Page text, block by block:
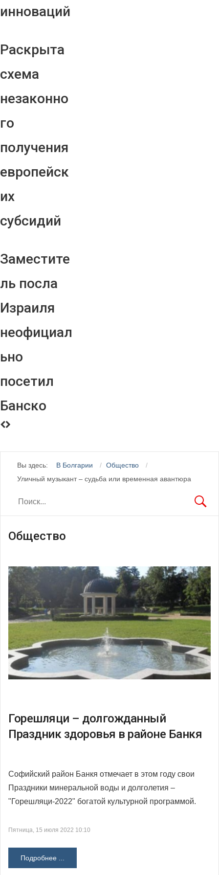
инноваций
Раскрыта
схема
незаконно
го
получения
европейск
их
субсидий
Заместите
ль посла
Израиля
неофициал
ьно
посетил
Банско
Вы здесь: В Болгарии
Общество
Уличный музыкант – судьба или временная авантюра
Общество
Горешляци – долгожданный
Праздник здоровья в районе Банкя
Софийский район Банкя отмечает в этом году свои
Праздники минеральной воды и долголетия –
"Горешляци-2022" богатой культурной программой.
Пятница, 15 июля 2022 10:10
Подробнее ...